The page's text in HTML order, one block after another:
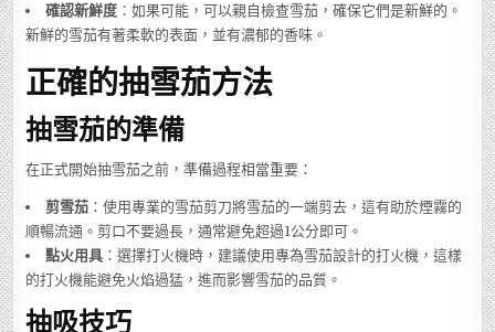
確認新鮮度 ：如果可能，可以親自檢查雪茄，確保它們是新鮮的。
新鮮的雪茄有著柔軟的表面，並有濃郁的香味。
正確的抽雪茄方法
抽雪茄的準備
在正式開始抽雪茄之前，準備過程相當重要：
剪雪茄 ：使用專業的雪茄剪刀將雪茄的一端剪去，這有助於煙霧的
順暢流通。剪口不要過長，通常避免超過1公分即可。
點火用具 ：選擇打火機時，建議使用專為雪茄設計的打火機，這樣
的打火機能避免火焰過猛，進而影響雪茄的品質。
抽吸技巧